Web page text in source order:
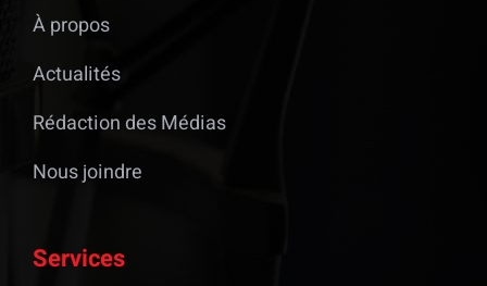
À propos
Actualités
Rédaction des Médias
Nous joindre
Services